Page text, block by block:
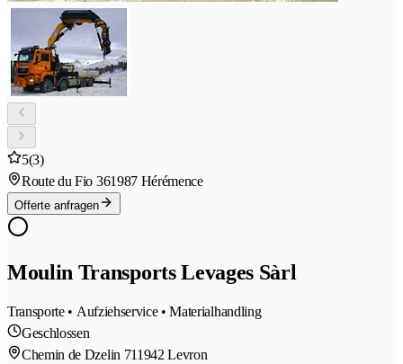
5(3)
Route du Fio 361987 Hérémence
Offerte anfragen
Moulin Transports Levages Sàrl
Transporte • Aufziehservice • Materialhandling
Geschlossen
Chemin de Dzelin 711942 Levron